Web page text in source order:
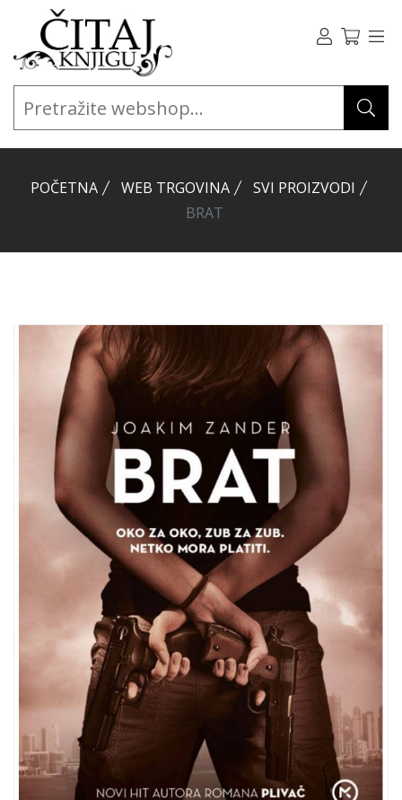
POČETNA WEB TRGOVINA
SVI PROIZVODI
BRAT